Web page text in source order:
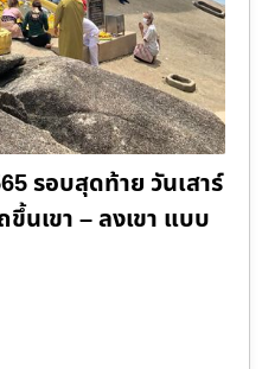
รอบสุดท้าย วันเสาร์
นเขา – ลงเขา แบบ